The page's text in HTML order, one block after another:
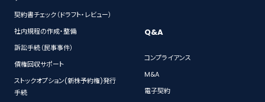
契約書チェック（ドラフト・レビュー）
社内規程の作成・整備
訴訟手続（民事事件）
債権回収サポート
ストックオプション(新株予約権)発行
手続
Q&A
コンプライアンス
M&A
電子契約